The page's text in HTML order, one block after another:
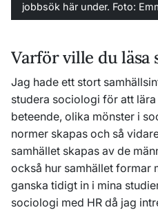
jobbsök här under. Foto:
Varför ville du läsa
Jag hade ett stort
studera sociologi för att
beteende, olika mönster i
normer skapas och så
samhället skapas av de
också hur samhället formar
ganska tidigt in i mina
sociologi med HR då jag